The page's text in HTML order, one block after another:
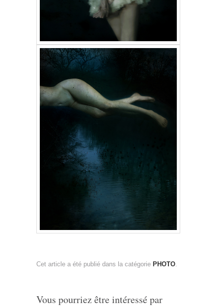
Cet article a été publié dans la catégorie PHOTO
Vous pourriez être intéressé par